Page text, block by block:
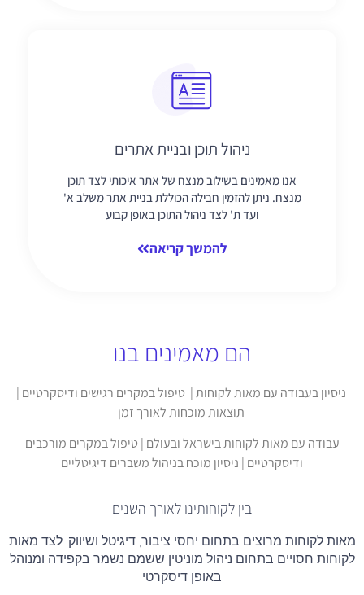
ניהול תוכן ובניית אתרים
אנו מאמינים בשילוב מנצח של אתר איכותי לצד תוכן
מנצח. ניתן להזמין חבילה הכוללת בניית אתר משלב א'
ועד ת' לצד ניהול התוכן באופן קבוע
להמשך קריאה
הם מאמינים בנו
ניסיון בעבודה עם מאות לקוחות | טיפול במקרים רגישים ודיסקרטיים |
תוצאות מוכחות לאורך זמן
עבודה עם מאות לקוחות בישראל ובעולם | טיפול במקרים מורכבים
ודיסקרטיים | ניסיון מוכח בניהול משברים דיגיטליים
בין לקוחותינו לאורך השנים
מאות לקוחות מרוצים בתחום יחסי ציבור, דיגיטל ושיווק, לצד מאות
לקוחות חסויים בתחום ניהול מוניטין ששמם נשמר בקפידה ומנוהל
באופן דיסקרטי